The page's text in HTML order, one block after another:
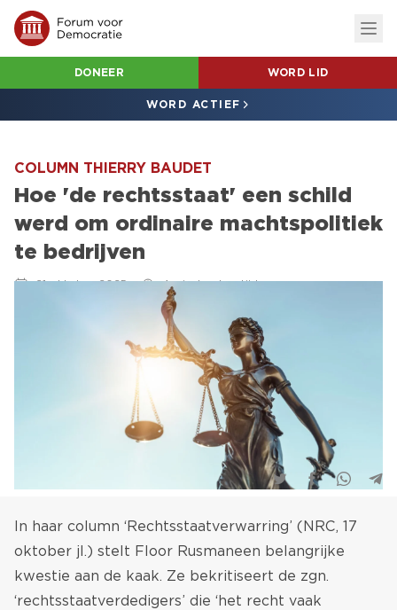
DONEER WORD LID
WORD ACTIEF
COLUMN THIERRY BAUDET
Hoe 'de rechtsstaat' een schild
werd om ordinaire machtspolitiek
te bedrijven
21 oktober 2025 4 minuten leestijd
In haar column ‘Rechtsstaatverwarring’ (NRC, 17
oktober jl.) stelt Floor Rusman een belangrijke
kwestie aan de kaak. Ze bekritiseert de zgn.
‘rechtsstaatverdedigers’ die ‘het recht vaak